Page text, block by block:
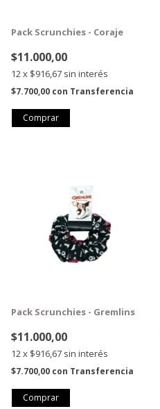
Pack Scrunchies - Coraje
$11.000,00
12x $916,67 sin interés
$7.700,00 con Transferencia
Pack Scrunchies - Gremlins
$11.000,00
12x $916,67 sin interés
$7.700,00 con Transferencia